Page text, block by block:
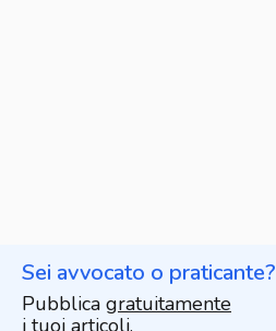
Sei avvocato o praticante?
Pubblica gratuitamente
i tuoi articoli.